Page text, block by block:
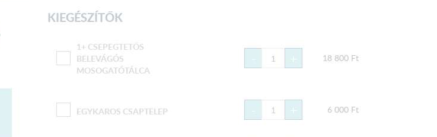
KIEGÉSZÍTŐK
1+ CSEPEGTETŐS
BELEVÁGÓS
MOSOGATÓTÁLCA
- + 18 800 Ft
EGYKAROS CSAPTELEP - + 6 000 Ft